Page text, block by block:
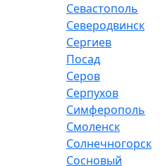
Севастополь
Северодвинск
Сергиев
Посад
Серов
Серпухов
Симферополь
Смоленск
Солнечногорск
Сосновый